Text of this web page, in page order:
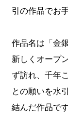
引の作品でお
作品名は「金
新しくオープ
ず訪れ、千年
との願いを水
結んだ作品です